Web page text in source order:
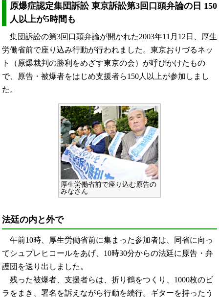
原爆症認定集団訴訟 東京訴訟第3回口頭弁論の日 150
人以上が5時間も
集団訴訟の第3回口頭弁論が開かれた2003年11月12日、厚生
労働省前で座り込み行動が行われました。東京おりづるネッ
ト（原爆裁判の勝利をめざす東京の会）が呼びかけたもの
で、原告・被爆者をはじめ支援者ら150人以上が参加しまし
た。
厚生労働省前で座り込む原告の
みなさん
法廷の内と外で
午前10時、厚生労働省前に集まった参加者は、同省に向っ
てシュプレヒコールをあげ、10時30分からの法廷に原告・弁
護団を送り出しました。
残った被爆者、支援者らは、折り鶴をつくり、1000枚のビ
ラをまき、署名を訴えながら行動を続行。ギターを持ったう